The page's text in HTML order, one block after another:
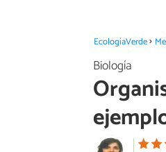
EcologíaVerde
Biología